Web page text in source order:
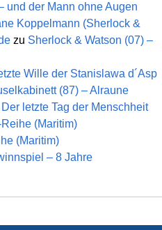
und der Mann ohne Augen
Koppelmann (Sherlock &
zu Sherlock & Watson (07) –
Wille der Stanislawa d´Asp
(87) – Alraune
letzte Tag der Menschheit
Reihe (Maritim)
(Maritim)
– 8 Jahre